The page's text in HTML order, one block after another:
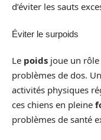
d’éviter les sauts
Éviter le surpoids
Le poids joue un
problèmes de dos.
activités physiques
ces chiens en pleine
problèmes de santé